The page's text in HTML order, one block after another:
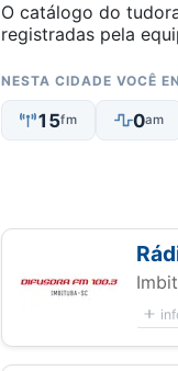
O catálogo do
registradas pela
NESTA CIDADE VOCÊ
15fm 0am